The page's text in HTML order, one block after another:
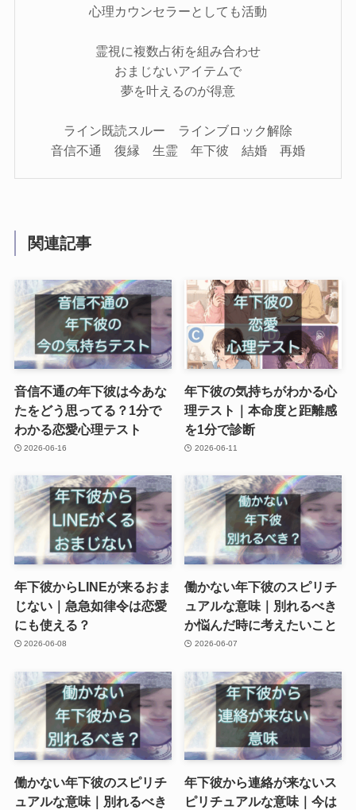
心理カウンセラーとしても活動
霊視に複数占術を組み合わせ
おまじないアイテムで
夢を叶えるのが得意
ライン既読スルー ラインブロック解除
音信不通 復縁 生霊 年下彼 結婚 再婚
関連記事
音信不通の年下彼は今あな
たをどう思ってる？1分で
わかる恋愛心理テスト
2026-06-16
年下彼の気持ちがわかる心
理テスト｜本命度と距離感
を1分で診断
2026-06-11
年下彼からLINEが来るおま
じない｜急急如律令は恋愛
にも使える？
2026-06-08
働かない年下彼のスピリチ
ュアルな意味｜別れるべき
か悩んだ時に考えたいこと
2026-06-07
働かない年下彼のスピリチ
ュアルな意味｜別れるべき
年下彼から連絡が来ないス
ピリチュアルな意味｜今は